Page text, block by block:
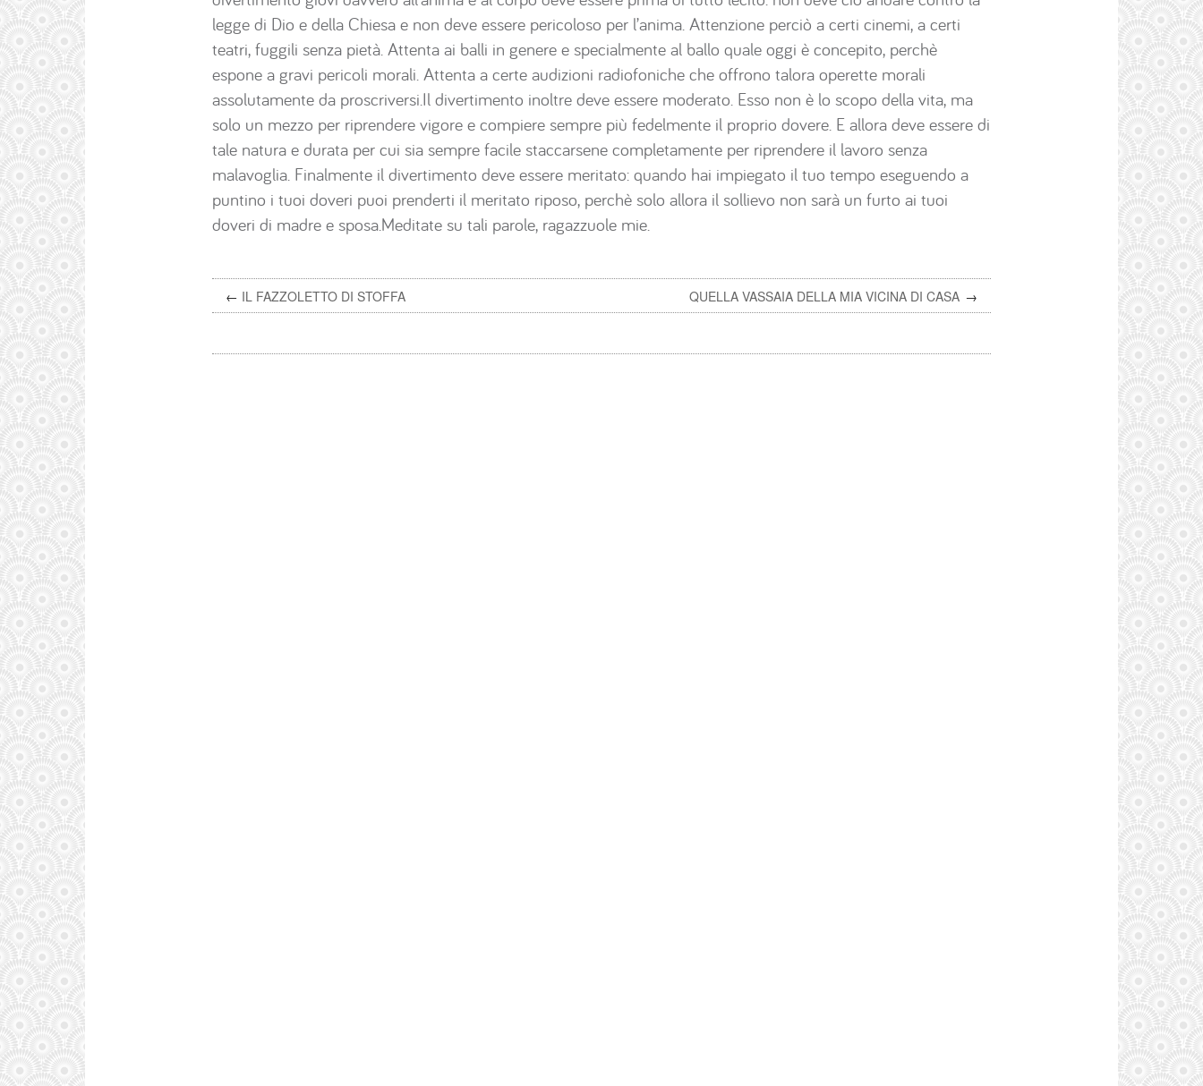
legge di Dio e della Chiesa e non deve essere pericoloso per l’anima. Attenzione perciò a certi cinemi, a certi
teatri, fuggili senza pietà. Attenta ai balli in genere e specialmente al ballo quale oggi è concepito, perchè
espone a gravi pericoli morali. Attenta a certe audizioni radiofoniche che offrono talora operette morali
assolutamente da proscriversi.Il divertimento inoltre deve essere moderato. Esso non è lo scopo della vita, ma
solo un mezzo per riprendere vigore e compiere sempre più fedelmente il proprio dovere. E allora deve essere di
tale natura e durata per cui sia sempre facile staccarsene completamente per riprendere il lavoro senza
malavoglia. Finalmente il divertimento deve essere meritato: quando hai impiegato il tuo tempo eseguendo a
puntino i tuoi doveri puoi prenderti il meritato riposo, perchè solo allora il sollievo non sarà un furto ai tuoi
doveri di madre e sposa.Meditate su tali parole, ragazzuole mie.
← IL FAZZOLETTO DI STOFFA QUELLA VASSAIA DELLA MIA VICINA DI CASA →